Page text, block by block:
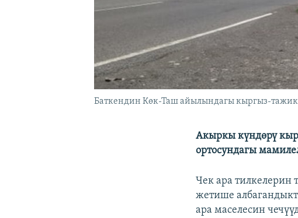
Баткендин Көк-Таш айылындагы кыргыз-
Акыркы күндөрү
ортосундагы
Чек ара тилкелерин
жетише
ара маселесин